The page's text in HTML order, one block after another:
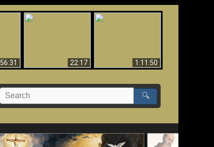
56:31 22:17
1:11:50
🔍